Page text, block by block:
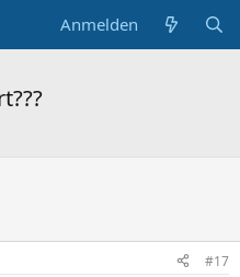
Anmelden
#17